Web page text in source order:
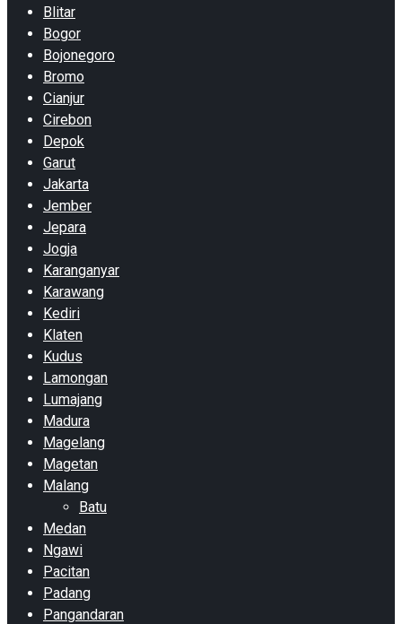
Blitar
Bogor
Bojonegoro
Bromo
Cianjur
Cirebon
Depok
Garut
Jakarta
Jember
Jepara
Jogja
Karanganyar
Karawang
Kediri
Klaten
Kudus
Lamongan
Lumajang
Madura
Magelang
Magetan
Malang
Batu
Medan
Ngawi
Pacitan
Padang
Pangandaran